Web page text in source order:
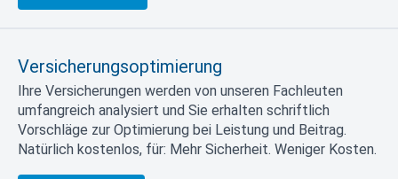
Versicherungsoptimierung
Ihre Versicherungen werden von unseren Fachleuten
umfangreich analysiert und Sie erhalten schriftlich
Vorschläge zur Optimierung bei Leistung und Beitrag.
Natürlich kostenlos, für: Mehr Sicherheit. Weniger Kosten.